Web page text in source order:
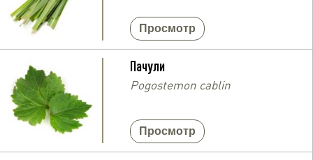
Просмотр
Пачули
Pogostemon cablin
Просмотр